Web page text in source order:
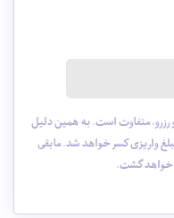
رزرو، متفاوت است. به همین دلیل
واریزی کسر خواهد شد. مابقی
خواهد گشت.